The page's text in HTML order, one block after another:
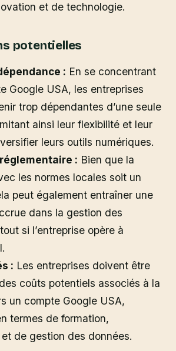
et de technologie.
potentielles
: En se concentrant
Google USA, les entreprises
trop dépendantes d’une seule
ainsi leur flexibilité et leur
leurs outils numériques.
: Bien que la
les normes locales soit un
peut également entraîner une
dans la gestion des
si l’entreprise opère à
: Les entreprises doivent être
coûts potentiels associés à la
un compte Google USA,
termes de formation,
de gestion des données.